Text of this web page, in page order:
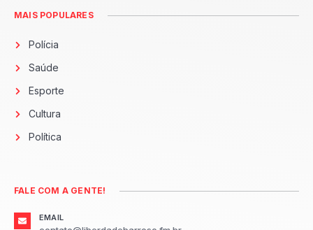
MAIS POPULARES
Polícia
Saúde
Esporte
Cultura
Política
FALE COM A GENTE!
EMAIL